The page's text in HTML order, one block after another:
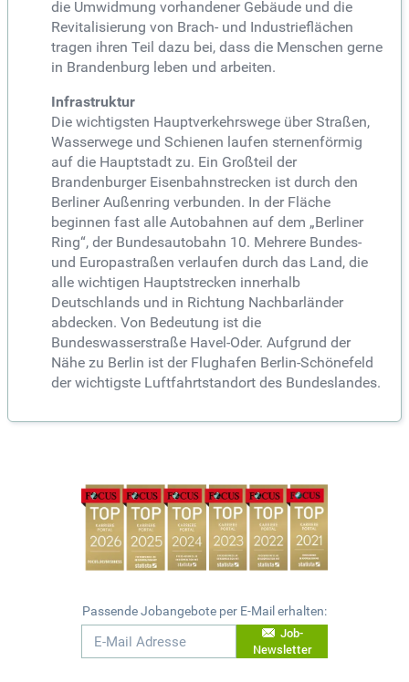
die Umwidmung vorhandener Gebäude und die
Revitalisierung von Brach- und Industrieflächen
tragen ihren Teil dazu bei, dass die Menschen gerne
in Brandenburg leben und arbeiten.
Infrastruktur
Die wichtigsten Hauptverkehrswege über Straßen,
Wasserwege und Schienen laufen sternenförmig
auf die Hauptstadt zu. Ein Großteil der
Brandenburger Eisenbahnstrecken ist durch den
Berliner Außenring verbunden. In der Fläche
beginnen fast alle Autobahnen auf dem „Berliner
Ring“, der Bundesautobahn 10. Mehrere Bundes-
und Europastraßen verlaufen durch das Land, die
alle wichtigen Hauptstrecken innerhalb
Deutschlands und in Richtung Nachbarländer
abdecken. Von Bedeutung ist die
Bundeswasserstraße Havel-Oder. Aufgrund der
Nähe zu Berlin ist der Flughafen Berlin-Schönefeld
der wichtigste Luftfahrtstandort des Bundeslandes.
Passende Jobangebote per E-Mail erhalten:
Job-
Newsletter